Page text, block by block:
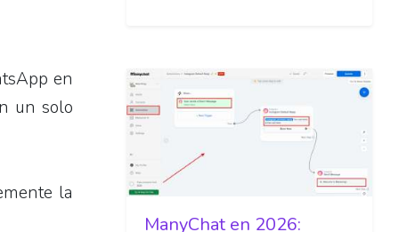
en
un solo
la
ManyChat en 2026: